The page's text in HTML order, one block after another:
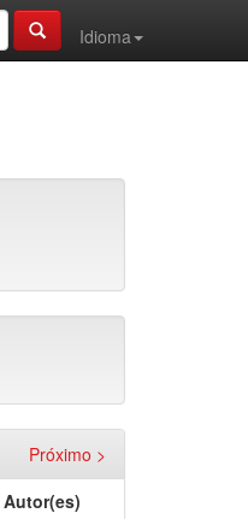
Idioma
Próximo >
Autor(es)